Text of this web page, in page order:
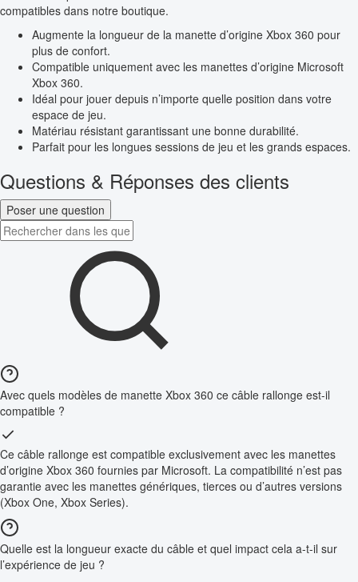
compatibles dans notre boutique.
Augmente la longueur de la manette d’origine Xbox 360 pour
plus de confort.
Compatible uniquement avec les manettes d’origine Microsoft
Xbox 360.
Idéal pour jouer depuis n’importe quelle position dans votre
espace de jeu.
Matériau résistant garantissant une bonne durabilité.
Parfait pour les longues sessions de jeu et les grands espaces.
Questions & Réponses des clients
Poser une question
Avec quels modèles de manette Xbox 360 ce câble rallonge est-il
compatible ?
Ce câble rallonge est compatible exclusivement avec les manettes
d’origine Xbox 360 fournies par Microsoft. La compatibilité n’est pas
garantie avec les manettes génériques, tierces ou d’autres versions
(Xbox One, Xbox Series).
Quelle est la longueur exacte du câble et quel impact cela a-t-il sur
l’expérience de jeu ?